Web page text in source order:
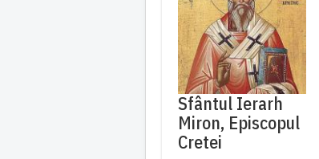
Sfântul Ierarh
Miron, Episcopul
Cretei